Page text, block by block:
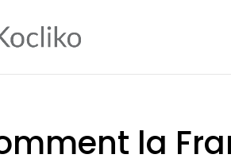
la